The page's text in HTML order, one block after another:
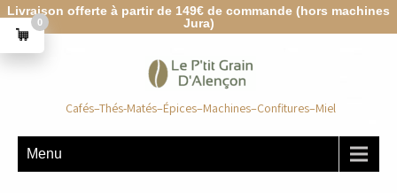
Livraison offerte à partir de 149€ de commande (hors machines
Jura)
Cafés–Thés-Matés–Épices–Machines–Confitures–Miel
Menu
0